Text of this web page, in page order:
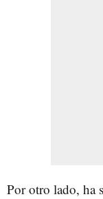
Por otro lado, ha